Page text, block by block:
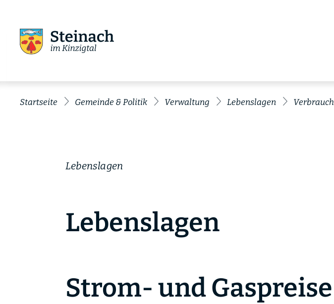
Startseite Gemeinde & Politik Verwaltung Lebenslagen
Lebenslagen
Lebenslagen
Strom- und Gaspreise